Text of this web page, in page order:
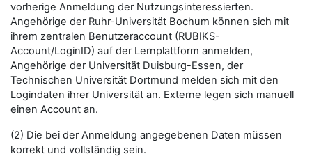
vorherige Anmeldung der Nutzungsinteressierten.
Angehörige der Ruhr-Universität Bochum können sich mit
ihrem zentralen Benutzeraccount (RUBIKS-
Account/LoginID) auf der Lernplattform anmelden,
Angehörige der Universität Duisburg-Essen, der
Technischen Universität Dortmund melden sich mit den
Logindaten ihrer Universität an. Externe legen sich manuell
einen Account an.
(2) Die bei der Anmeldung angegebenen Daten müssen
korrekt und vollständig sein.